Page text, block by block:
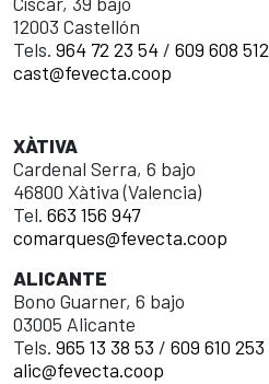
12003 Castellón
Tels. 964 72 23 54 / 609 608 512
cast@fevecta.coop
XÀTIVA
Cardenal Serra, 6 bajo
46800 Xàtiva (Valencia)
Tel. 663 156 947
comarques@fevecta.coop
ALICANTE
Bono Guarner, 6 bajo
03005 Alicante
Tels. 965 13 38 53 / 609 610 253
alic@fevecta.coop